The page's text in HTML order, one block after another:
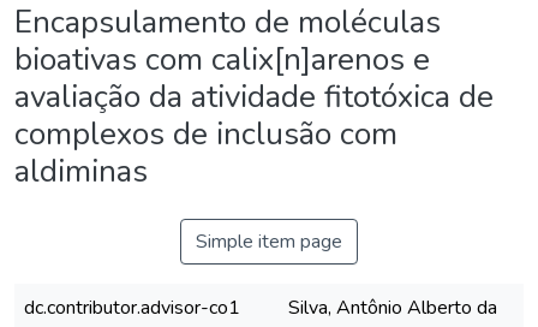
Encapsulamento de moléculas
bioativas com calix[n]arenos e
avaliação da atividade fitotóxica de
complexos de inclusão com
aldiminas
Simple item page
dc.contributor.advisor-co1
Silva, Antônio Alberto da